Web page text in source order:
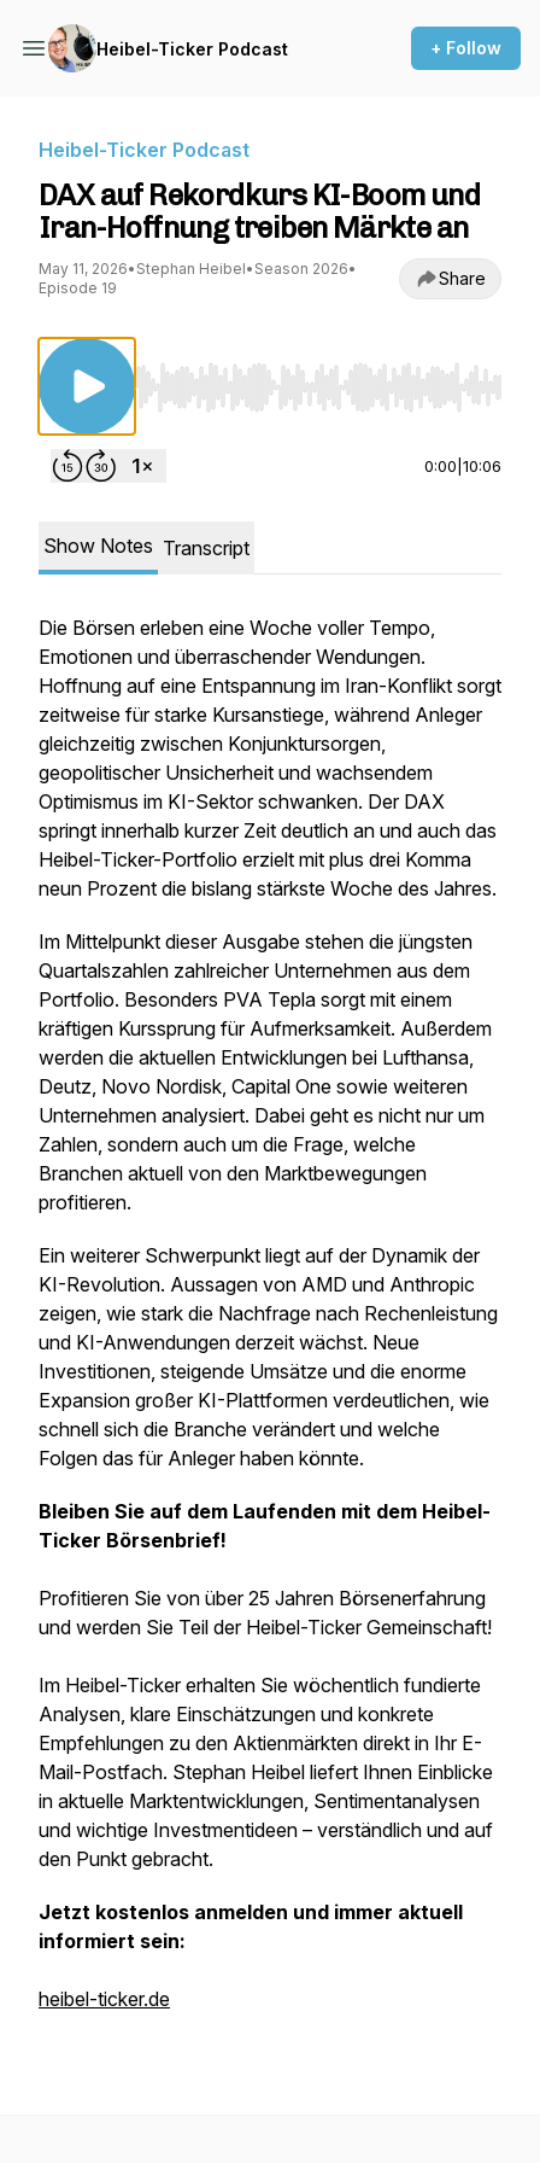
Heibel-Ticker Podcast + Follow
Heibel-Ticker Podcast
DAX auf Rekordkurs KI-Boom und
Iran-Hoffnung treiben Märkte an
May 11, 2026• Stephan Heibel• Season 2026•
Episode 19
Share
Use Left/Right to seek, Home/End to jump
0:00 10:06
Show Notes Transcript
Die Börsen erleben eine Woche voller Tempo,
Emotionen und überraschender Wendungen.
Hoffnung auf eine Entspannung im Iran-Konflikt sorgt
zeitweise für starke Kursanstiege, während Anleger
gleichzeitig zwischen Konjunktursorgen,
geopolitischer Unsicherheit und wachsendem
Optimismus im KI-Sektor schwanken. Der DAX
springt innerhalb kurzer Zeit deutlich an und auch das
Heibel-Ticker-Portfolio erzielt mit plus drei Komma
neun Prozent die bislang stärkste Woche des Jahres.
Im Mittelpunkt dieser Ausgabe stehen die jüngsten
Quartalszahlen zahlreicher Unternehmen aus dem
Portfolio. Besonders PVA Tepla sorgt mit einem
kräftigen Kurssprung für Aufmerksamkeit. Außerdem
werden die aktuellen Entwicklungen bei Lufthansa,
Deutz, Novo Nordisk, Capital One sowie weiteren
Unternehmen analysiert. Dabei geht es nicht nur um
Zahlen, sondern auch um die Frage, welche
Branchen aktuell von den Marktbewegungen
profitieren.
Ein weiterer Schwerpunkt liegt auf der Dynamik der
KI-Revolution. Aussagen von AMD und Anthropic
zeigen, wie stark die Nachfrage nach Rechenleistung
und KI-Anwendungen derzeit wächst. Neue
Investitionen, steigende Umsätze und die enorme
Expansion großer KI-Plattformen verdeutlichen, wie
schnell sich die Branche verändert und welche
Folgen das für Anleger haben könnte.
Bleiben Sie auf dem Laufenden mit dem Heibel-
Ticker Börsenbrief!
Profitieren Sie von über 25 Jahren Börsenerfahrung
und werden Sie Teil der Heibel-Ticker Gemeinschaft!
Im Heibel-Ticker erhalten Sie wöchentlich fundierte
Analysen, klare Einschätzungen und konkrete
Empfehlungen zu den Aktienmärkten direkt in Ihr E-
Mail-Postfach. Stephan Heibel liefert Ihnen Einblicke
in aktuelle Marktentwicklungen, Sentimentanalysen
und wichtige Investmentideen – verständlich und auf
den Punkt gebracht.
Jetzt kostenlos anmelden und immer aktuell
informiert sein:
heibel-ticker.de